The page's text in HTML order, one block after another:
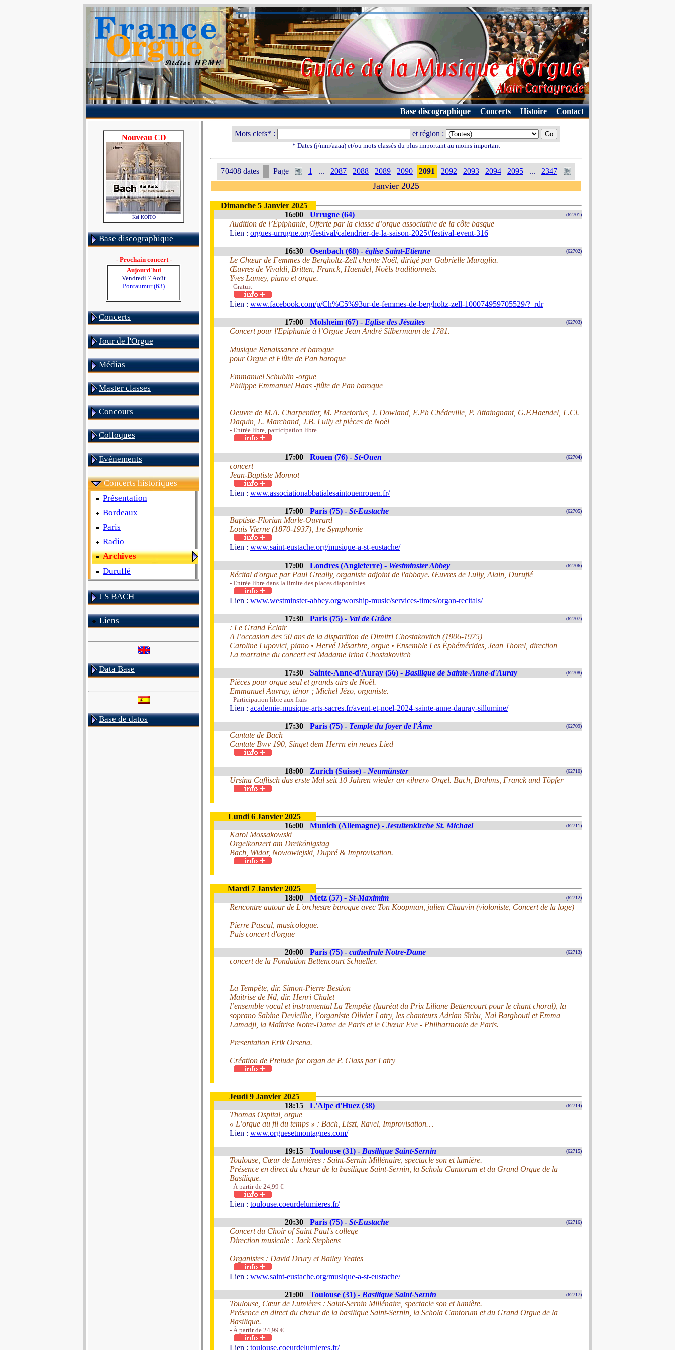
Base discographique Concerts Histoire Contact
Nouveau CD
Kei KOÏTO
Base discographique
- Prochain concert -
Aujourd'hui
Vendredi 7 Août
Pontaumur (63)
Concerts
Jour de l'Orgue
Médias
Master classes
Concours
Colloques
Evénements
Concerts historiques
Présentation
Bordeaux
Paris
Radio
Archives
Duruflé
J S BACH
Liens
Data Base
Base de datos
Mots clefs* : et région :
* Dates (j/mm/aaaa) et/ou mots classés du plus important au moins important
70408 dates Page 1 ... 2087 2088 2089 2090 2091 2092 2093 2094 2095 ... 2347
Janvier 2025
Dimanche 5 Janvier 2025
16:00
Urrugne (64) (62701)
Audition de l’Épiphanie, Offerte par la classe d’orgue associative de la côte basque
Lien : orgues-urrugne.org/festival/calendrier-de-la-saison-2025#festival-event-316
16:30 Osenbach (68) - église Saint-Etienne (62702)
Le Chœur de Femmes de Bergholtz-Zell chante Noël, dirigé par Gabrielle Muraglia.
Œuvres de Vivaldi, Britten, Franck, Haendel, Noëls traditionnels.
Yves Lamey, piano et orgue.
- Gratuit
Lien : www.facebook.com/p/Ch%C5%93ur-de-femmes-de-bergholtz-zell-100074959705529/?_rdr
17:00 Molsheim (67) - Eglise des Jésuites (62703)
Concert pour l'Epiphanie à l’Orgue Jean André Silbermann de 1781.
Musique Renaissance et baroque
pour Orgue et Flûte de Pan baroque
Emmanuel Schublin -orgue
Philippe Emmanuel Haas -flûte de Pan baroque
Oeuvre de M.A. Charpentier, M. Praetorius, J. Dowland, E.Ph Chédeville, P. Attaingnant, G.F.Haendel, L.Cl.
Daquin, L. Marchand, J.B. Lully et pièces de Noël
- Entrée libre, participation libre
17:00 Rouen (76) - St-Ouen (62704)
concert
Jean-Baptiste Monnot
Lien : www.associationabbatialesaintouenrouen.fr/
17:00 Paris (75) - St-Eustache (62705)
Baptiste-Florian Marle-Ouvrard
Louis Vierne (1870-1937), 1re Symphonie
Lien : www.saint-eustache.org/musique-a-st-eustache/
17:00 Londres (Angleterre) - Westminster Abbey (62706)
Récital d'orgue par Paul Greally, organiste adjoint de l'abbaye. Œuvres de Lully, Alain, Duruflé
- Entrée libre dans la limite des places disponibles
Lien : www.westminster-abbey.org/worship-music/services-times/organ-recitals/
17:30 Paris (75) - Val de Grâce (62707)
: Le Grand Éclair
A l’occasion des 50 ans de la disparition de Dimitri Chostakovitch (1906-1975)
Caroline Lupovici, piano • Hervé Désarbre, orgue • Ensemble Les Éphémérides, Jean Thorel, direction
La marraine du concert est Madame Irina Chostakovitch
17:30 Sainte-Anne-d'Auray (56) - Basilique de Sainte-Anne-d'Auray (62708)
Pièces pour orgue seul et grands airs de Noël.
Emmanuel Auvray, ténor ; Michel Jézo, organiste.
- Participation libre aux frais
Lien : academie-musique-arts-sacres.fr/avent-et-noel-2024-sainte-anne-dauray-sillumine/
17:30 Paris (75) - Temple du foyer de l'Âme (62709)
Cantate de Bach
Cantate Bwv 190, Singet dem Herrn ein neues Lied
18:00 Zurich (Suisse) - Neumünster (62710)
Ursina Caflisch das erste Mal seit 10 Jahren wieder an «ihrer» Orgel. Bach, Brahms, Franck und Töpfer
Lundi 6 Janvier 2025
16:00
Munich (Allemagne) - Jesuitenkirche St. Michael (62711)
Karol Mossakowski
Orgelkonzert am Dreikönigstag
Bach, Widor, Nowowiejski, Dupré & Improvisation.
Mardi 7 Janvier 2025
18:00
Metz (57) - St-Maximim (62712)
Rencontre autour de L'orchestre baroque avec Ton Koopman, julien Chauvin (violoniste, Concert de la loge)
Pierre Pascal, musicologue.
Puis concert d'orgue
20:00 Paris (75) - cathedrale Notre-Dame (62713)
concert de la Fondation Bettencourt Schueller.
La Tempête, dir. Simon-Pierre Bestion
Maitrise de Nd, dir. Henri Chalet
l’ensemble vocal et instrumental La Tempête (lauréat du Prix Liliane Bettencourt pour le chant choral), la
soprano Sabine Devieilhe, l’organiste Olivier Latry, les chanteurs Adrian Sîrbu, Nai Barghouti et Emma
Lamadji, la Maîtrise Notre-Dame de Paris et le Chœur Eve - Philharmonie de Paris.
Presentation Erik Orsena.
Création de Prelude for organ de P. Glass par Latry
Jeudi 9 Janvier 2025
18:15
L'Alpe d'Huez (38) (62714)
Thomas Ospital, orgue
« L’orgue au fil du temps » : Bach, Liszt, Ravel, Improvisation…
Lien : www.orguesetmontagnes.com/
19:15 Toulouse (31) - Basilique Saint-Sernin (62715)
Toulouse, Cœur de Lumières : Saint-Sernin Millénaire, spectacle son et lumière.
Présence en direct du chœur de la basilique Saint-Sernin, la Schola Cantorum et du Grand Orgue de la
Basilique.
- À partir de 24,99 €
Lien : toulouse.coeurdelumieres.fr/
20:30 Paris (75) - St-Eustache (62716)
Concert du Choir of Saint Paul's college
Direction musicale : Jack Stephens
Organistes : David Drury et Bailey Yeates
Lien : www.saint-eustache.org/musique-a-st-eustache/
21:00 Toulouse (31) - Basilique Saint-Sernin (62717)
Toulouse, Cœur de Lumières : Saint-Sernin Millénaire, spectacle son et lumière.
Présence en direct du chœur de la basilique Saint-Sernin, la Schola Cantorum et du Grand Orgue de la
Basilique.
- À partir de 24,99 €
Lien : toulouse.coeurdelumieres.fr/